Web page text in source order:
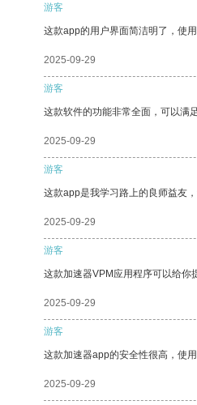
游客
这款app的用户界面简洁明了，使
2025-09-29
游客
这款软件的功能非常全面，可以满
2025-09-29
游客
这款app是我学习路上的良师益友
2025-09-29
游客
这款加速器VPM应用程序可以给你
2025-09-29
游客
这款加速器app的安全性很高，使
2025-09-29